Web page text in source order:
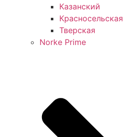
Казанский
Красносельская
Тверская
Norke Prime